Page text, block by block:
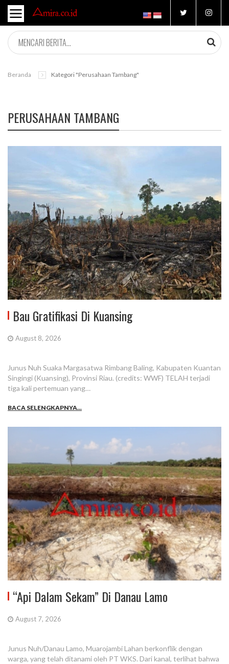
Beranda Kategori "perusahaan Tambang"
PERUSAHAAN TAMBANG
Bau Gratifikasi Di Kuansing
August 8, 2026
Junus Nuh Suaka Margasatwa Rimbang Baling, Kabupaten Kuantan
Singingi (Kuansing), Provinsi Riau. (credits: WWF) TELAH terjadi
tiga kali pertemuan yang…
BACA SELENGKAPNYA...
“Api Dalam Sekam” Di Danau Lamo
August 7, 2026
Junus Nuh/Danau Lamo, Muarojambi Lahan berkonflik dengan
warga, yang telah ditanami oleh PT WKS. Dari kanal, terlihat bahwa